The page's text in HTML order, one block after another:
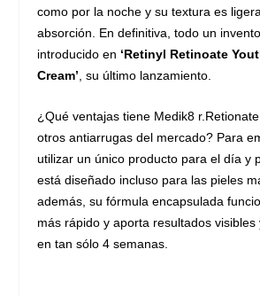
como por la noche y su textura es
absorción. En definitiva, todo un
introducido en ‘Retinyl Retinoate
Cream’ , su último lanzamiento.
¿Qué ventajas tiene Medik8
otros antiarrugas del mercado? Para
utilizar un único producto para el día y
está diseñado incluso para las pieles
además, su fórmula encapsulada
más rápido y aporta resultados
en tan sólo 4 semanas.